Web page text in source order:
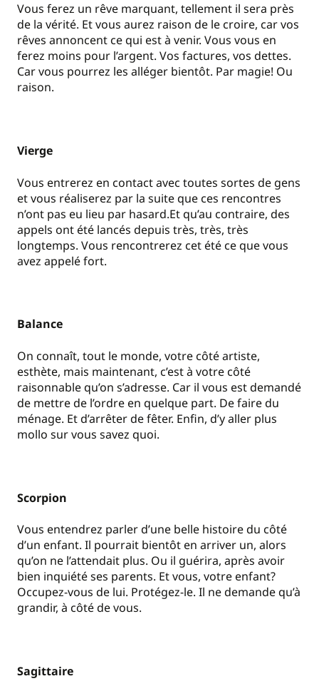
Vous ferez un rêve marquant, tellement il sera près
de la vérité. Et vous aurez raison de le croire, car vos
rêves annoncent ce qui est à venir. Vous vous en
ferez moins pour l’argent. Vos factures, vos dettes.
Car vous pourrez les alléger bientôt. Par magie! Ou
raison.
Vierge
Vous entrerez en contact avec toutes sortes de gens
et vous réaliserez par la suite que ces rencontres
n’ont pas eu lieu par hasard.Et qu’au contraire, des
appels ont été lancés depuis très, très, très
longtemps. Vous rencontrerez cet été ce que vous
avez appelé fort.
Balance
On connaît, tout le monde, votre côté artiste,
esthète, mais maintenant, c’est à votre côté
raisonnable qu’on s’adresse. Car il vous est demandé
de mettre de l’ordre en quelque part. De faire du
ménage. Et d’arrêter de fêter. Enfin, d’y aller plus
mollo sur vous savez quoi.
Scorpion
Vous entendrez parler d’une belle histoire du côté
d’un enfant. Il pourrait bientôt en arriver un, alors
qu’on ne l’attendait plus. Ou il guérira, après avoir
bien inquiété ses parents. Et vous, votre enfant?
Occupez-vous de lui. Protégez-le. Il ne demande qu’à
grandir, à côté de vous.
Sagittaire